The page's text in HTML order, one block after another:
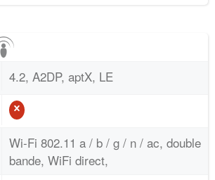
4.2, A2DP, aptX, LE
Wi-Fi 802.11 a / b / g / n / ac, double
bande, WiFi direct,